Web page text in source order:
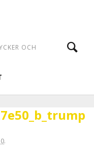
OCH
.